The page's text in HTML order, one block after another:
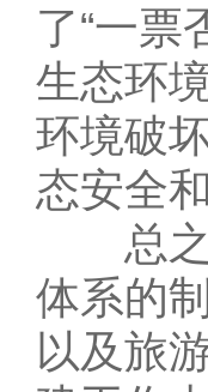
了“一票
生态环
环境破
态安全
总之
体系的
以及旅